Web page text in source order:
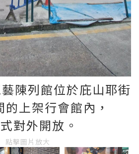
陳列館位於庇山耶街
上架行會館內，
對外開放。
點擊圖片放大